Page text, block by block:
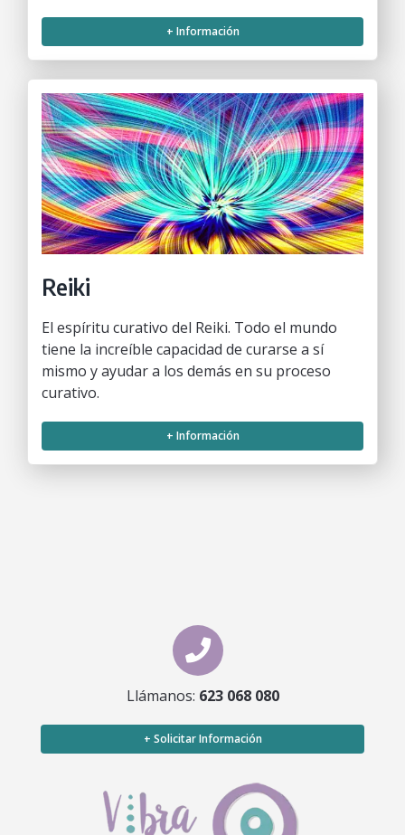
+ Información
Reiki
El espíritu curativo del Reiki. Todo el mundo
tiene la increíble capacidad de curarse a sí
mismo y ayudar a los demás en su proceso
curativo.
+ Información
Llámanos: 623 068 080
+ Solicitar Información